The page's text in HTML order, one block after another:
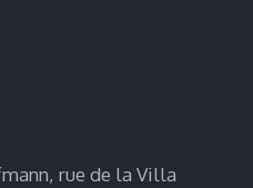
rue de la Villa